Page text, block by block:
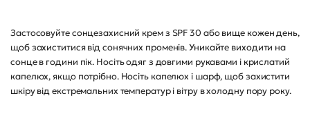
Застосовуйте сонцезахисний крем з SPF 30 або вище кожен день,
щоб захиститися від сонячних променів. Уникайте виходити на
сонце в години пік. Носіть одяг з довгими рукавами і крислатий
капелюх, якщо потрібно. Носіть капелюх і шарф, щоб захистити
шкіру від екстремальних температур і вітру в холодну пору року.